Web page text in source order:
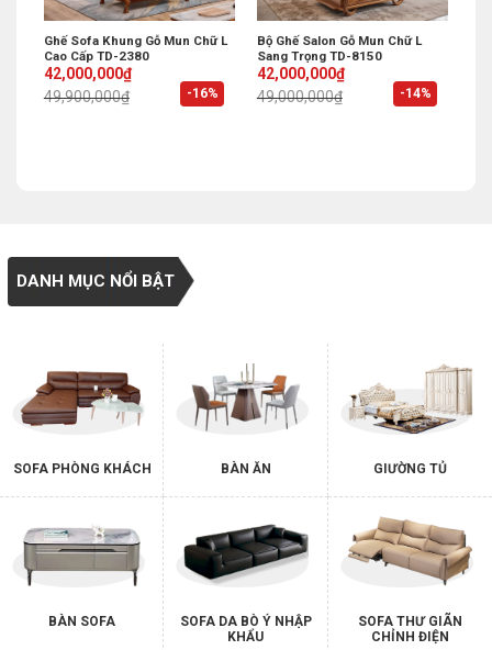
-16%
Ghế Sofa Khung Gỗ Mun Chữ L
Cao Cấp TD-2380
49,900,000₫
Original
price
was:
42,000,000₫
Current
price
is:
-14%
Bộ Ghế Salon Gỗ Mun Chữ L
Sang Trọng TD-8150
49,000,000₫
Original
price
was:
42,000,000₫
Current
price
is:
DANH MỤC NỔI BẬT
SOFA PHÒNG KHÁCH BÀN ĂN GIƯỜNG TỦ
BÀN SOFA
SOFA DA BÒ Ý NHẬP
KHẨU
SOFA THƯ GIÃN
CHỈNH ĐIỆN